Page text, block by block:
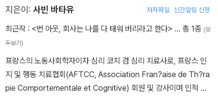
추었다가 언제든 다시 이어 갈 수 있도록 배려하고 있다. - 마리
지은이: 사빈 바타유 저자파일 신간알림 신청
최근작 : <번 아웃, 회사는 나를 다 태워 버리라고 한다> … 총 1종 (모
두보기)
프랑스의 노동사회학자이자 심리 코치 겸 심리 치료사로, 프랑스 인
지 및 행동 치료협회(AFTCC, Association Fran?aise de Th?ra
pie Comportementale et Cognitive) 회원 및 강사이며 인적 자